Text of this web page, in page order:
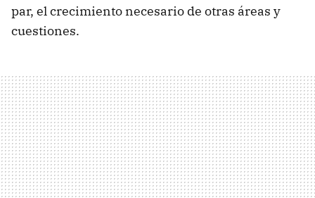
par, el crecimiento necesario de otras áreas y
cuestiones.